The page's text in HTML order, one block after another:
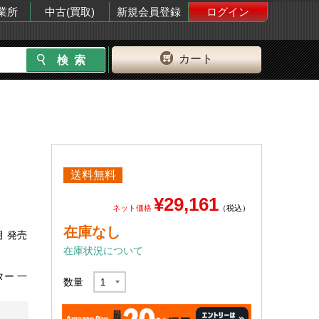
所 中古(買取) 新規会員登録 ログイン
カート
発売
ー 一
送料無料
ネット価格 ¥29,161 （税込）
在庫なし
在庫状況について
数量